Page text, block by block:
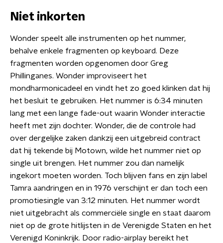
Niet inkorten
Wonder speelt alle instrumenten op het nummer,
behalve enkele fragmenten op keyboard. Deze
fragmenten worden opgenomen door Greg
Phillinganes. Wonder improviseert het
mondharmonicadeel en vindt het zo goed klinken dat hij
het besluit te gebruiken. Het nummer is 6:34 minuten
lang met een lange fade-out waarin Wonder interactie
heeft met zijn dochter. Wonder, die de controle had
over dergelijke zaken dankzij een uitgebreid contract
dat hij tekende bij Motown, wilde het nummer niet op
single uit brengen. Het nummer zou dan namelijk
ingekort moeten worden. Toch blijven fans en zijn label
Tamra aandringen en in 1976 verschijnt er dan toch een
promotiesingle van 3:12 minuten. Het nummer wordt
niet uitgebracht als commerciële single en staat daarom
niet op de grote hitlijsten in de Verenigde Staten en het
Verenigd Koninkrijk. Door radio-airplay bereikt het